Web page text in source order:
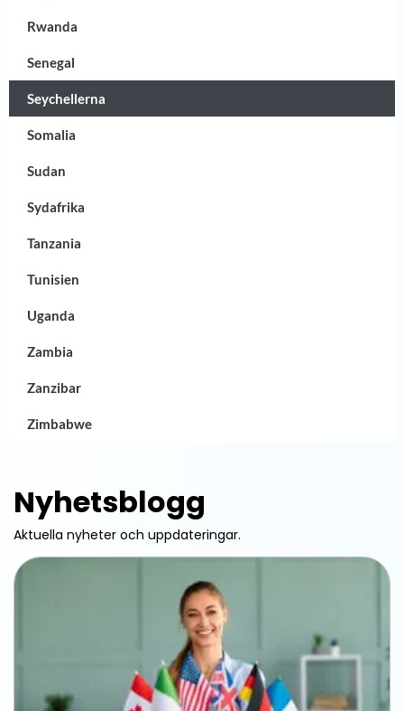
Rwanda
Senegal
Seychellerna
Somalia
Sudan
Sydafrika
Tanzania
Tunisien
Uganda
Zambia
Zanzibar
Zimbabwe
Nyhetsblogg
Aktuella nyheter och uppdateringar.